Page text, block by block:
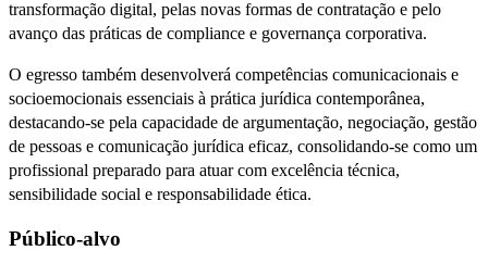
transformação digital, pelas novas formas de contratação e pelo
avanço das práticas de compliance e governança corporativa.
O egresso também desenvolverá competências comunicacionais e
socioemocionais essenciais à prática jurídica contemporânea,
destacando-se pela capacidade de argumentação, negociação, gestão
de pessoas e comunicação jurídica eficaz, consolidando-se como um
profissional preparado para atuar com excelência técnica,
sensibilidade social e responsabilidade ética.
Público-alvo